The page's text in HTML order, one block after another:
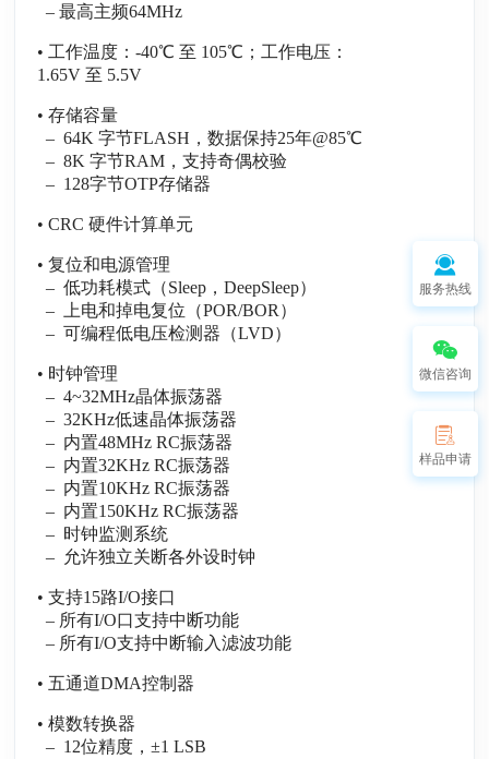
– 最高主频64MHz
• 工作温度：-40℃ 至 105℃；工作电压：
1.65V 至 5.5V
• 存储容量
– 64K 字节FLASH，数据保持25年@85℃
– 8K 字节RAM，支持奇偶校验
– 128字节OTP存储器
• CRC 硬件计算单元
• 复位和电源管理
– 低功耗模式（Sleep，DeepSleep）
– 上电和掉电复位（POR/BOR）
– 可编程低电压检测器（LVD）
• 时钟管理
– 4~32MHz晶体振荡器
– 32KHz低速晶体振荡器
– 内置48MHz RC振荡器
– 内置32KHz RC振荡器
– 内置10KHz RC振荡器
– 内置150KHz RC振荡器
– 时钟监测系统
– 允许独立关断各外设时钟
• 支持15路I/O接口
– 所有I/O口支持中断功能
– 所有I/O支持中断输入滤波功能
• 五通道DMA控制器
• 模数转换器
– 12位精度，±1 LSB
服务热线
微信咨询
样品申请